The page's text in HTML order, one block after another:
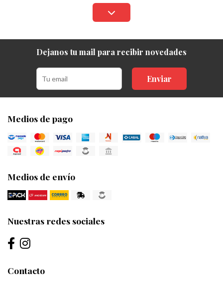
Dejanos tu mail para recibir novedades
Enviar
Medios de pago
Medios de envío
Nuestras redes sociales
Contacto